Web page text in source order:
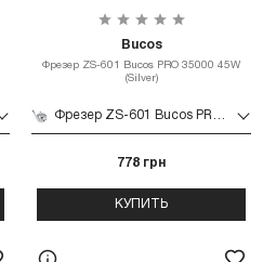
Bucos
Фрезер ZS-601 Bucos PRO 35000 45W
(Silver)
Фрезер ZS-601 Bucos PRO 35000 45W (Silver)
778 грн
КУПИТЬ